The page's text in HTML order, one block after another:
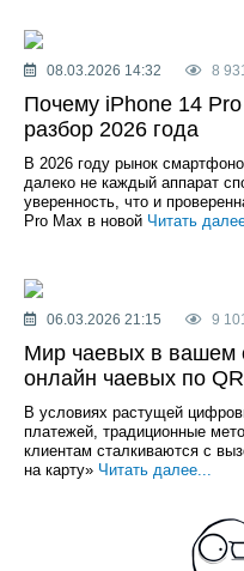
08.03.2026 14:32 8 931
Почему iPhone 14
разбор 2026 года
В 2026 году рынок
далеко не каждый аппарат
уверенность, что и
Pro Max в новой Читать
06.03.2026 21:15 9 101
Мир чаевых в вашем
онлайн чаевых по
В условиях растущей
платежей, традиционные
клиентам сталкиваются с
на карту» Читать далее...